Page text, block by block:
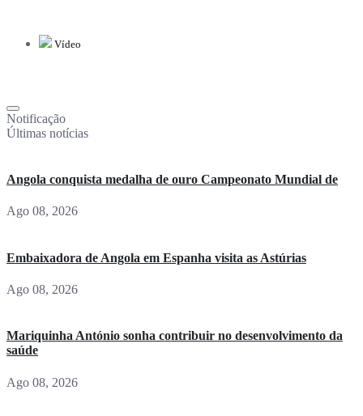
Vídeo
Notificação
Últimas notícias
Angola conquista medalha de ouro Campeonato Mundial de
Ago 08, 2026
Embaixadora de Angola em Espanha visita as Astúrias
Ago 08, 2026
Mariquinha António sonha contribuir no desenvolvimento da
saúde
Ago 08, 2026